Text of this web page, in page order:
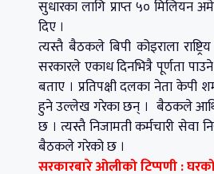
सुधारका लागि प्राप्त ५० मिलियन
दिए ।
त्यस्तै बैठकले बिपी कोइराला
सरकारले एकाध दिनभित्रै पूर्णता
बताए । प्रतिपक्षी दलका नेता
हुने उल्लेख गरेका छन् । बैठकले आर्थिक
छ । त्यस्तै निजामती कर्मचारी सेवा
बैठकले गरेको छ ।
सरकारबारे ओलीको टिप्पणी :